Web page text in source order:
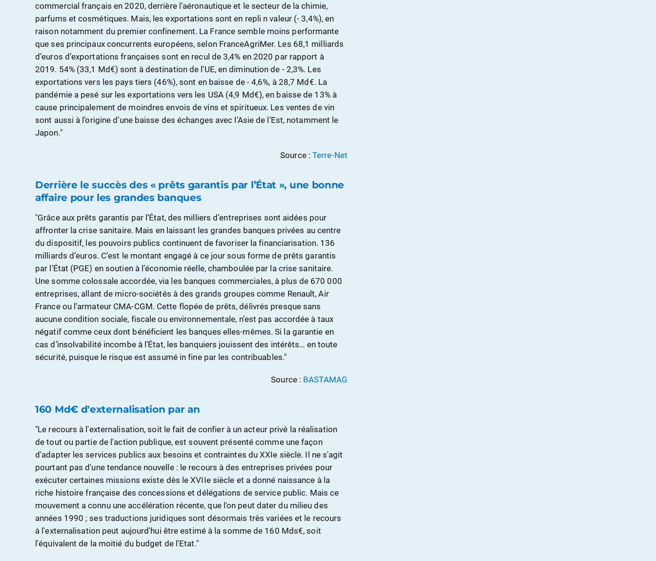
commercial français en 2020, derrière l’aéronautique et le secteur de la chimie,
parfums et cosmétiques. Mais, les exportations sont en repli n valeur (- 3,4%), en
raison notamment du premier confinement. La France semble moins performante
que ses principaux concurrents européens, selon FranceAgriMer. Les 68,1 milliards
d’euros d’exportations françaises sont en recul de 3,4% en 2020 par rapport à
2019. 54% (33,1 Md€) sont à destination de l’UE, en diminution de - 2,3%. Les
exportations vers les pays tiers (46%), sont en baisse de - 4,6%, à 28,7 Md€. La
pandémie a pesé sur les exportations vers les USA (4,9 Md€), en baisse de 13% à
cause principalement de moindres envois de vins et spiritueux. Les ventes de vin
sont aussi à l’origine d’une baisse des échanges avec l’Asie de l’Est, notamment le
Japon."
Source :Terre-Net
Derrière le succès des « prêts garantis par l’État », une bonne
affaire pour les grandes banques
"Grâce aux prêts garantis par l’État, des milliers d’entreprises sont aidées pour
affronter la crise sanitaire. Mais en laissant les grandes banques privées au centre
du dispositif, les pouvoirs publics continuent de favoriser la financiarisation. 136
milliards d’euros. C’est le montant engagé à ce jour sous forme de prêts garantis
par l’État (PGE) en soutien à l’économie réelle, chamboulée par la crise sanitaire.
Une somme colossale accordée, via les banques commerciales, à plus de 670 000
entreprises, allant de micro-sociétés à des grands groupes comme Renault, Air
France ou l’armateur CMA-CGM. Cette flopée de prêts, délivrés presque sans
aucune condition sociale, fiscale ou environnementale, n’est pas accordée à taux
négatif comme ceux dont bénéficient les banques elles-mêmes. Si la garantie en
cas d’insolvabilité incombe à l’État, les banquiers jouissent des intérêts… en toute
sécurité, puisque le risque est assumé in fine par les contribuables."
Source : BASTAMAG
160 Md€ d'externalisation par an
"Le recours à l'externalisation, soit le fait de confier à un acteur privé la réalisation
de tout ou partie de l'action publique, est souvent présenté comme une façon
d'adapter les services publics aux besoins et contraintes du XXIe siècle. Il ne s'agit
pourtant pas d'une tendance nouvelle : le recours à des entreprises privées pour
exécuter certaines missions existe dès le XVIIe siècle et a donné naissance à la
riche histoire française des concessions et délégations de service public. Mais ce
mouvement a connu une accélération récente, que l'on peut dater du milieu des
années 1990 ; ses traductions juridiques sont désormais très variées et le recours
à l'externalisation peut aujourd'hui être estimé à la somme de 160 Mds€, soit
l'équivalent de la moitié du budget de l'Etat."